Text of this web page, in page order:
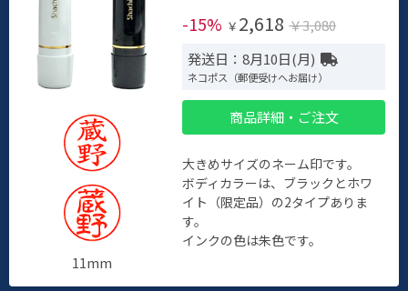
11mm
-15% ￥ 2,618 ￥3,080
発送日：8月10日(月)
ネコポス（郵便受けへお届け）
商品詳細・ご注文
大きめサイズのネーム印です。
ボディカラーは、ブラックとホワ
イト（限定品）の2タイプありま
す。
インクの色は朱色です。